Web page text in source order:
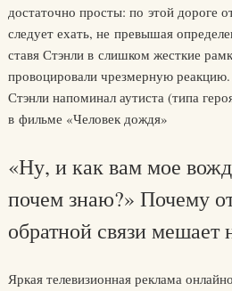
достаточно просты: по этой дороге
следует ехать, не превышая
ставя Стэнли в слишком жесткие
провоцировали чрезмерную
Стэнли напоминал аутиста (типа
в фильме «Человек дождя»
«Ну, и как вам мое
почем знаю?» Почему
обратной связи мешает
Яркая телевизионная реклама